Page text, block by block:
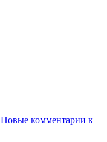
Новые комментарии к